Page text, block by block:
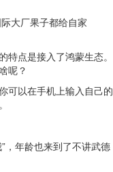
大厂果子都给自家
点是接入了鸿蒙生态。
呢？
以在手机上输入自己的
年龄也来到了不讲武德